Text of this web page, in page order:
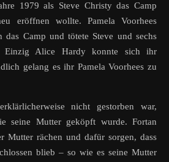
1979 als Steve Christy das Camp
eröffnen wollte. Pamela Voorhees
das Camp und tötete Steve und sechs
Einzig Alice Hardy konnte sich ihr
gelang es ihr Pamela Voorhees zu
nicht gestorben war,
seine Mutter geköpft wurde. Fortan
Mutter rächen und dafür sorgen, dass
blieb – so wie es seine Mutter